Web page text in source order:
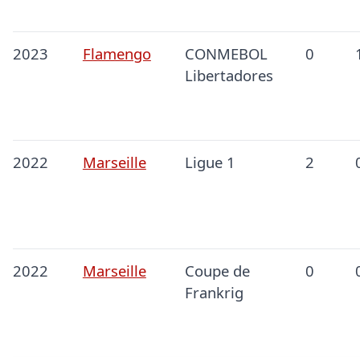
2023 Flamengo
CONMEBOL
Libertadores
0
2022 Marseille Ligue 1 2
2022 Marseille
Coupe de
Frankrig
0